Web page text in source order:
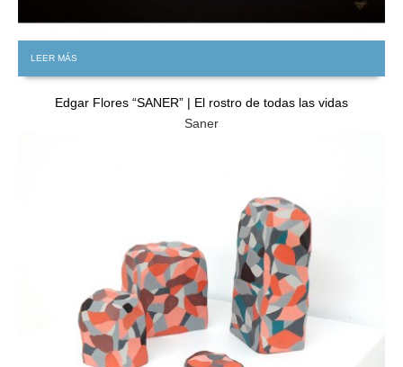
LEER MÁS
Edgar Flores “SANER” | El rostro de todas las vidas
Saner